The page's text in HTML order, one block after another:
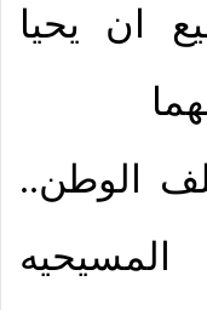
ان يحيا
الوطن..